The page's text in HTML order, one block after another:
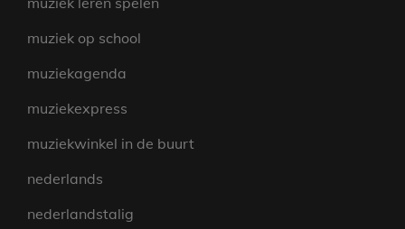
muziek op school
muziekagenda
muziekexpress
muziekwinkel in de buurt
nederlands
nederlandstalig